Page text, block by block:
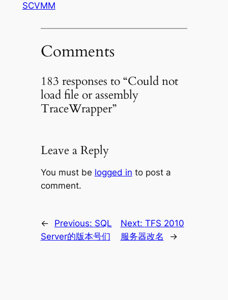
SCVMM
Comments
183 responses to “Could not
load file or assembly
TraceWrapper”
Leave a Reply
You must be logged in to post a
comment.
← Previous: SQL
Server的版本号们
Next: TFS 2010
服务器改名
→